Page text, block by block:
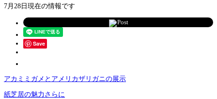
7月28日現在の情報です
Post
Save
アカミミガメとアメリカザリガニの展示
紙芝居の魅力さらに